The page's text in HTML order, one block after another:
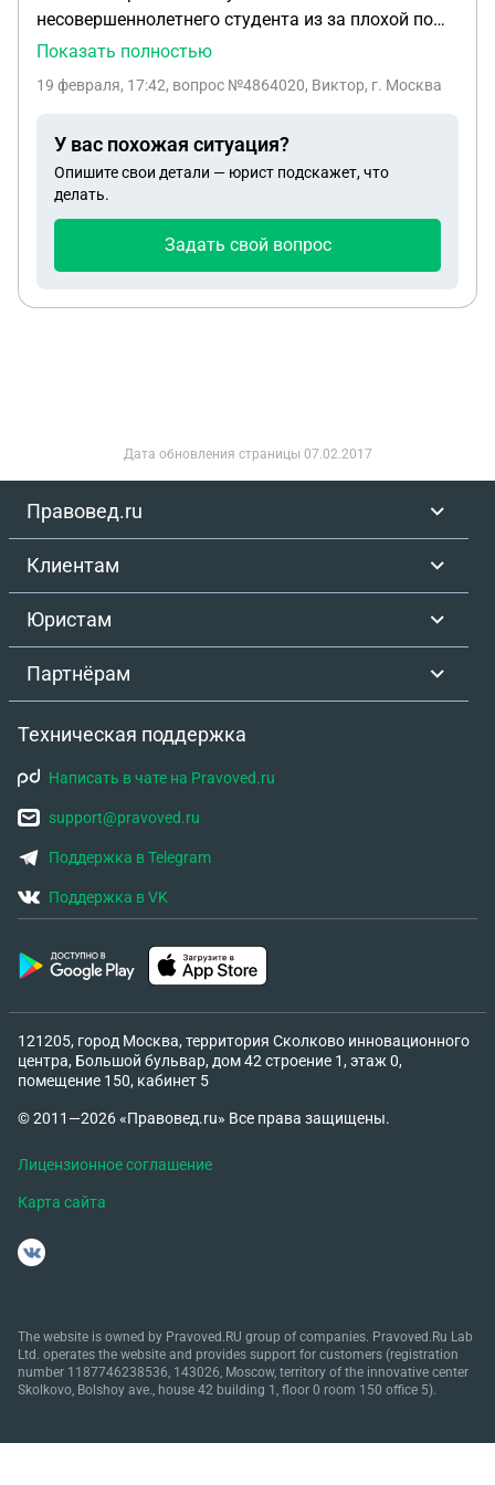
несовершеннолетнего студента из за плохой по
эсещаемости но отсутствия хвостов. И имеет ли
по своей специальности?
Показать полностью
19 февраля, 17:42, вопрос №4864020, Виктор, г. Москва
У вас похожая ситуация?
Опишите свои детали — юрист подскажет, что
делать.
Задать свой вопрос
Дата обновления страницы 07.02.2017
Правовед.ru
Клиентам
Юристам
Партнёрам
Техническая поддержка
Написать в чате на Pravoved.ru
support@pravoved.ru
Поддержка в Telegram
Поддержка в VK
121205, город Москва, территория Сколково инновационного
центра, Большой бульвар, дом 42 строение 1, этаж 0,
помещение 150, кабинет 5
© 2011—2026 «Правовед.ru» Все права защищены.
Лицензионное соглашение
Карта сайта
The website is owned by Pravoved.RU group of companies. Pravoved.Ru Lab
Ltd. operates the website and provides support for customers (registration
number 1187746238536, 143026, Moscow, territory of the innovative center
Skolkovo, Bolshoy ave., house 42 building 1, floor 0 room 150 office 5).